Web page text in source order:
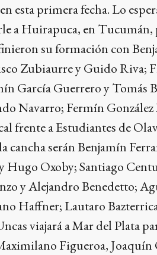
esta primera fecha. Lo
a Huirapuca, en
su formación con
Zubiaurre y Guido Riva;
García Guerrero y Tomás
Navarro; Fermín
frente a Estudiantes de
cancha serán Benjamín
Hugo Oxoby; Santiago
y Alejandro Benedetto;
Haffner; Lautaro
viajará a Mar del Plata
Figueroa,